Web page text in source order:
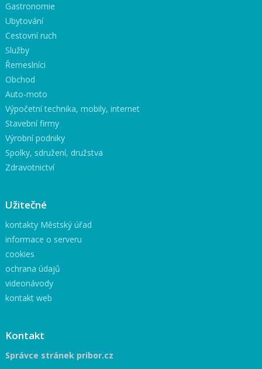
Gastronomie
Ubytování
Cestovní ruch
Služby
Řemeslníci
Obchod
Auto-moto
Výpočetní technika, mobily, internet
Stavební firmy
Výrobní podniky
Spolky, sdružení, družstva
Zdravotnictví
Užitečné
kontakty Městský úřad
informace o serveru
cookies
ochrana údajů
videonávody
kontakt web
Kontakt
Správce stránek pribor.cz